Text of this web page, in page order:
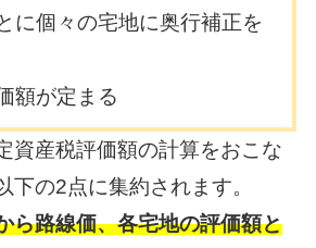
に個々の宅地に奥行補正を
額が定まる
資産税評価額の計算をおこな
下の2点に集約されます。
ら路線価、各宅地の評価額と